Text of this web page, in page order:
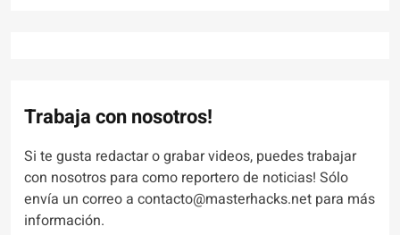
Trabaja con nosotros!
Si te gusta redactar o grabar videos, puedes trabajar
con nosotros para como reportero de noticias! Sólo
envía un correo a contacto@masterhacks.net para más
información.